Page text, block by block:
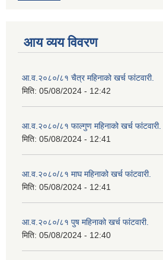
आय व्यय विवरण
आ.व.२०८०/८१ चैत्र महिनाको खर्च फांटवारी.
मिति: 05/08/2024 - 12:42
आ.व.२०८०/८१ फाल्गुण महिनाको खर्च फांटवारी.
मिति: 05/08/2024 - 12:41
आ.व.२०८०/८१ माघ महिनाको खर्च फांटवारी.
मिति: 05/08/2024 - 12:41
आ.व.२०८०/८१ पुष महिनाको खर्च फांटवारी.
मिति: 05/08/2024 - 12:40